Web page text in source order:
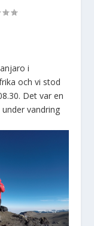
i
och vi stod
Det var en
vandring